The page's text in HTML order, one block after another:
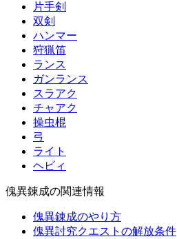
片手剣
双剣
ハンマー
狩猟笛
ランス
ガンランス
スラアク
チャアク
操虫棍
弓
ライト
ヘビィ
傀異錬成の関連情報
傀異錬成のやり方
傀異討究クエストの解放条件